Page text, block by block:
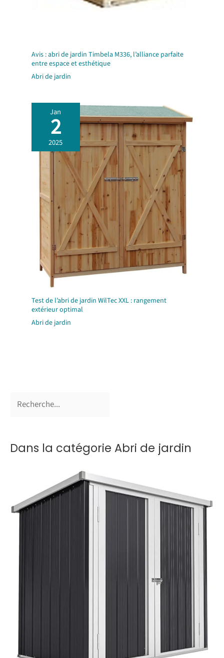
Avis : abri de jardin Timbela M336, l’alliance parfaite
entre espace et esthétique
Abri de jardin
Jan
2
2025
Test de l’abri de jardin WilTec XXL : rangement
extérieur optimal
Abri de jardin
Dans la catégorie Abri de jardin